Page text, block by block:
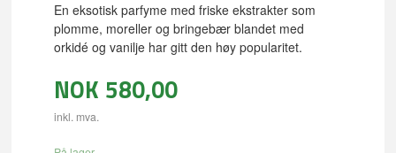
En eksotisk parfyme med friske ekstrakter som
plomme, moreller og bringebær blandet med
orkidé og vanilje har gitt den høy popularitet.
NOK 580,00
inkl. mva.